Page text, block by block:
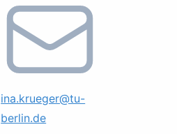
ina.krueger@tu-
berlin.de